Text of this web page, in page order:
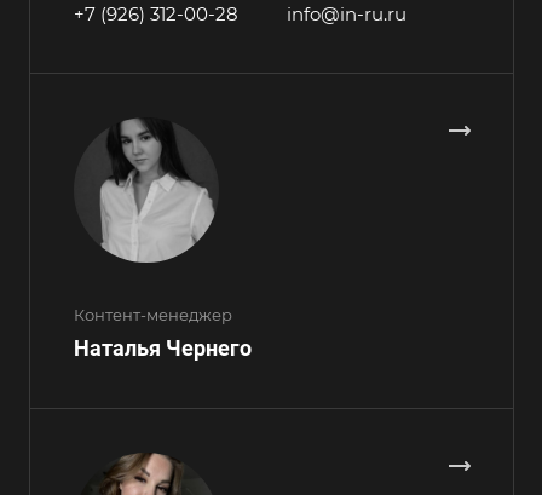
+7 (926) 312-00-28 info@in-ru.ru
Контент-менеджер
Наталья Чернего